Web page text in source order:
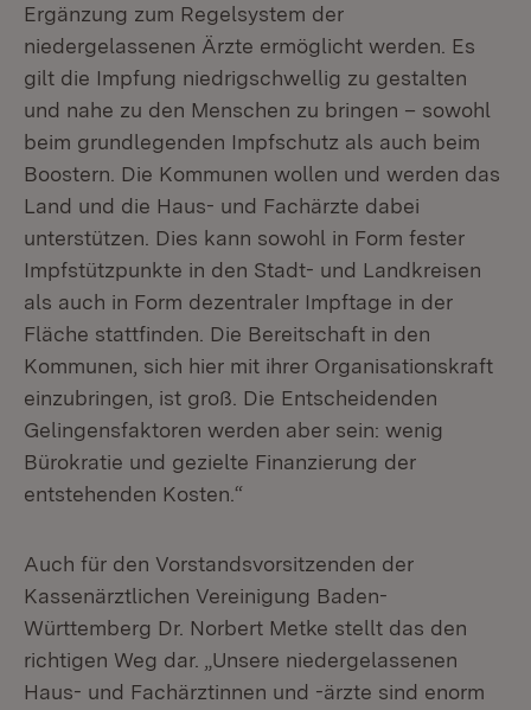
Ergänzung zum Regelsystem der
niedergelassenen Ärzte ermöglicht werden. Es
gilt die Impfung niedrigschwellig zu gestalten
und nahe zu den Menschen zu bringen – sowohl
beim grundlegenden Impfschutz als auch beim
Boostern. Die Kommunen wollen und werden das
Land und die Haus- und Fachärzte dabei
unterstützen. Dies kann sowohl in Form fester
Impfstützpunkte in den Stadt- und Landkreisen
als auch in Form dezentraler Impftage in der
Fläche stattfinden. Die Bereitschaft in den
Kommunen, sich hier mit ihrer Organisationskraft
einzubringen, ist groß. Die Entscheidenden
Gelingensfaktoren werden aber sein: wenig
Bürokratie und gezielte Finanzierung der
entstehenden Kosten.“
Auch für den Vorstandsvorsitzenden der
Kassenärztlichen Vereinigung Baden-
Württemberg Dr. Norbert Metke stellt das den
richtigen Weg dar. „Unsere niedergelassenen
Haus- und Fachärztinnen und -ärzte sind enorm